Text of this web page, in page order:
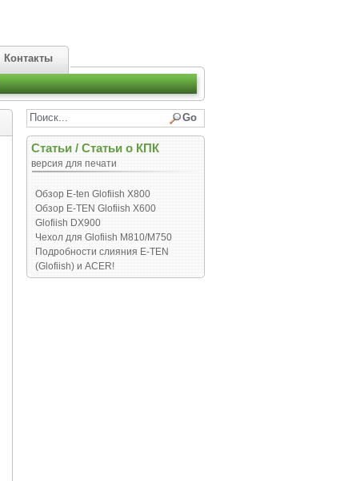
Контакты
Статьи/ Статьи о КПК
версия для печати
Обзор E-ten Glofiish X800
Обзор E-TEN Glofiish X600
Glofiish DX900
Чехол для Glofiish M810/M750
Подробности слияния E-TEN
(Glofiish) и ACER!